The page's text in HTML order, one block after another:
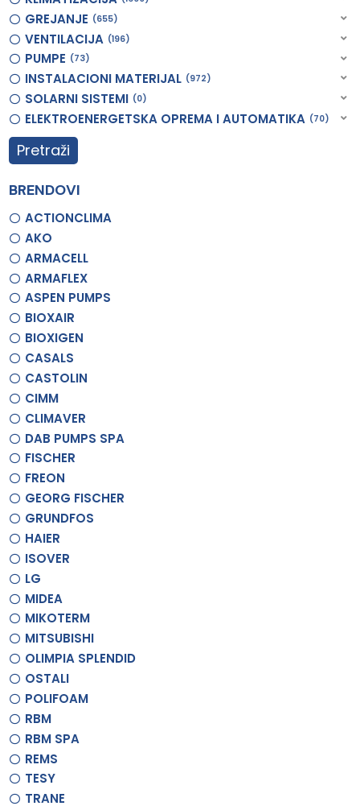
GREJANJE 655
VENTILACIJA 196
PUMPE 73
INSTALACIONI MATERIJAL 972
SOLARNI SISTEMI 0
ELEKTROENERGETSKA OPREMA I AUTOMATIKA 70
Pretraži
BRENDOVI
ACTIONCLIMA
AKO
ARMACELL
ARMAFLEX
ASPEN PUMPS
BIOXAIR
BIOXIGEN
CASALS
CASTOLIN
CIMM
CLIMAVER
DAB PUMPS SPA
FISCHER
FREON
GEORG FISCHER
GRUNDFOS
HAIER
ISOVER
LG
MIDEA
MIKOTERM
MITSUBISHI
OLIMPIA SPLENDID
OSTALI
POLIFOAM
RBM
RBM SPA
REMS
TESY
TRANE